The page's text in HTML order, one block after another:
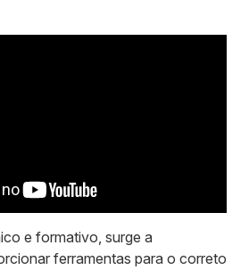
e formativo, surge a
ferramentas para o correto